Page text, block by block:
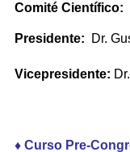
Comité Científico:
Presidente: Dr.
Vicepresidente:
♦ Curso Pre-